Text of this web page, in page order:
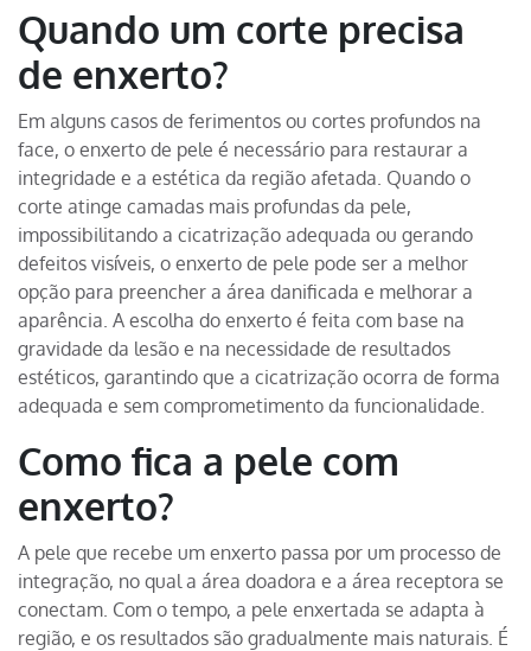
Quando um corte precisa
de enxerto?
Em alguns casos de ferimentos ou cortes profundos na
face, o enxerto de pele é necessário para restaurar a
integridade e a estética da região afetada. Quando o
corte atinge camadas mais profundas da pele,
impossibilitando a cicatrização adequada ou gerando
defeitos visíveis, o enxerto de pele pode ser a melhor
opção para preencher a área danificada e melhorar a
aparência. A escolha do enxerto é feita com base na
gravidade da lesão e na necessidade de resultados
estéticos, garantindo que a cicatrização ocorra de forma
adequada e sem comprometimento da funcionalidade.
Como fica a pele com
enxerto?
A pele que recebe um enxerto passa por um processo de
integração, no qual a área doadora e a área receptora se
conectam. Com o tempo, a pele enxertada se adapta à
região, e os resultados são gradualmente mais naturais. É